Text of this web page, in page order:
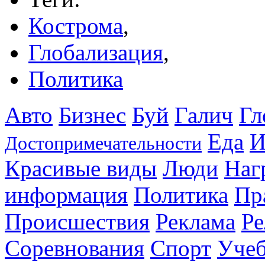
Кострома,
Глобализация,
Политика
Авто Бизнес Буй Галич
Достопримечательности Еда
Красивые виды Люди
информация Политика
Происшествия Реклама
Соревнования Спорт